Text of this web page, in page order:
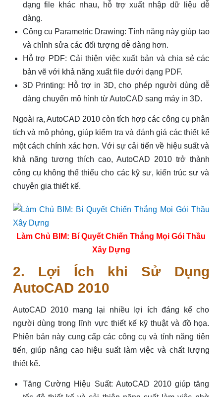
dạng file khác nhau, hỗ trợ xuất nhập dữ liệu dễ
dàng.
Công cụ Parametric Drawing: Tính năng này giúp tạo
và chỉnh sửa các đối tượng dễ dàng hơn.
Hỗ trợ PDF: Cải thiện việc xuất bản và chia sẻ các
bản vẽ với khả năng xuất file dưới dạng PDF.
3D Printing: Hỗ trợ in 3D, cho phép người dùng dễ
dàng chuyển mô hình từ AutoCAD sang máy in 3D.
Ngoài ra, AutoCAD 2010 còn tích hợp các công cụ phân
tích và mô phỏng, giúp kiểm tra và đánh giá các thiết kế
một cách chính xác hơn. Với sự cải tiến về hiệu suất và
khả năng tương thích cao, AutoCAD 2010 trở thành
công cụ không thể thiếu cho các kỹ sư, kiến trúc sư và
chuyên gia thiết kế.
Làm Chủ BIM: Bí Quyết Chiến Thắng Mọi Gói Thầu
Xây Dựng
2. Lợi Ích khi Sử Dụng
AutoCAD 2010
AutoCAD 2010 mang lại nhiều lợi ích đáng kể cho
người dùng trong lĩnh vực thiết kế kỹ thuật và đồ họa.
Phiên bản này cung cấp các công cụ và tính năng tiên
tiến, giúp nâng cao hiệu suất làm việc và chất lượng
thiết kế.
Tăng Cường Hiệu Suất: AutoCAD 2010 giúp tăng